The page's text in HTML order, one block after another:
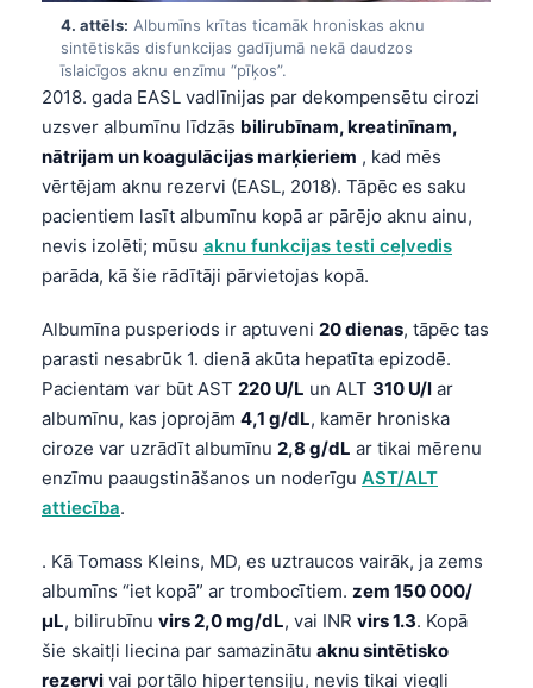
4. attēls: Albumīns krītas ticamāk hroniskas aknu
sintētiskās disfunkcijas gadījumā nekā daudzos
īslaicīgos aknu enzīmu “pīķos”.
2018. gada EASL vadlīnijas par dekompensētu cirozi
uzsver albumīnu līdzās bilirubīnam, kreatinīnam,
nātrijam un koagulācijas marķieriem , kad mēs
vērtējam aknu rezervi (EASL, 2018). Tāpēc es saku
pacientiem lasīt albumīnu kopā ar pārējo aknu ainu,
nevis izolēti; mūsu aknu funkcijas testi ceļvedis
parāda, kā šie rādītāji pārvietojas kopā.
Albumīna pusperiods ir aptuveni 20 dienas, tāpēc tas
parasti nesabrūk 1. dienā akūta hepatīta epizodē.
Pacientam var būt AST 220 U/L un ALT 310 U/l ar
albumīnu, kas joprojām 4,1 g/dL, kamēr hroniska
ciroze var uzrādīt albumīnu 2,8 g/dL ar tikai mērenu
enzīmu paaugstināšanos un noderīgu AST/ALT
attiecība.
. Kā Tomass Kleins, MD, es uztraucos vairāk, ja zems
albumīns “iet kopā” ar trombocītiem. zem 150 000/
µL, bilirubīnu virs 2,0 mg/dL, vai INR virs 1.3. Kopā
šie skaitļi liecina par samazinātu aknu sintētisko
rezervi vai portālo hipertensiju, nevis tikai viegli